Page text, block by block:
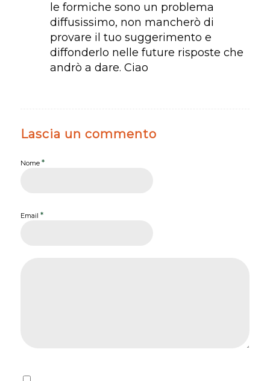
le formiche sono un problema
diffusissimo, non mancherò di
provare il tuo suggerimento e
diffonderlo nelle future risposte che
andrò a dare. Ciao
Lascia un commento
Nome *
Email *